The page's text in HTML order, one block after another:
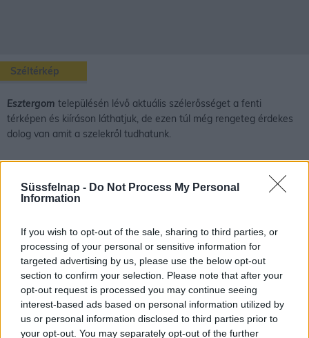
Süssfelnap - Do Not Process My Personal
Information
If you wish to opt-out of the sale, sharing to third parties, or
processing of your personal or sensitive information for
targeted advertising by us, please use the below opt-out
section to confirm your selection. Please note that after your
opt-out request is processed you may continue seeing
interest-based ads based on personal information utilized by
us or personal information disclosed to third parties prior to
your opt-out. You may separately opt-out of the further
Széltérkép
Esztergom településén lévő aktuális szélerősséget a fenti
térképen és kiíráson láthatjuk, de ezen túl még rengeteg érdekes
dolog van amit a szelekről tudhatunk.
A szél kialakulása és fajtái
levegőtömeg.
A szél kialakulása:A Föld felszínének különböző pontjai eltérő
mértékben melegszenek fel. Ahol melegebb a levegő ott kisebb
a légnyomás, ahol hidegebb, ott pedig nagyobb. Ebben az
esetben kiegyenlítődés indul meg, vagyis a nagyobb nyomású
helyről a kisebb nyomású hely felé fog áramlani a levegő.
Corioli-erő:
Ha nem lenne a Föld forgása, akkor a levegő